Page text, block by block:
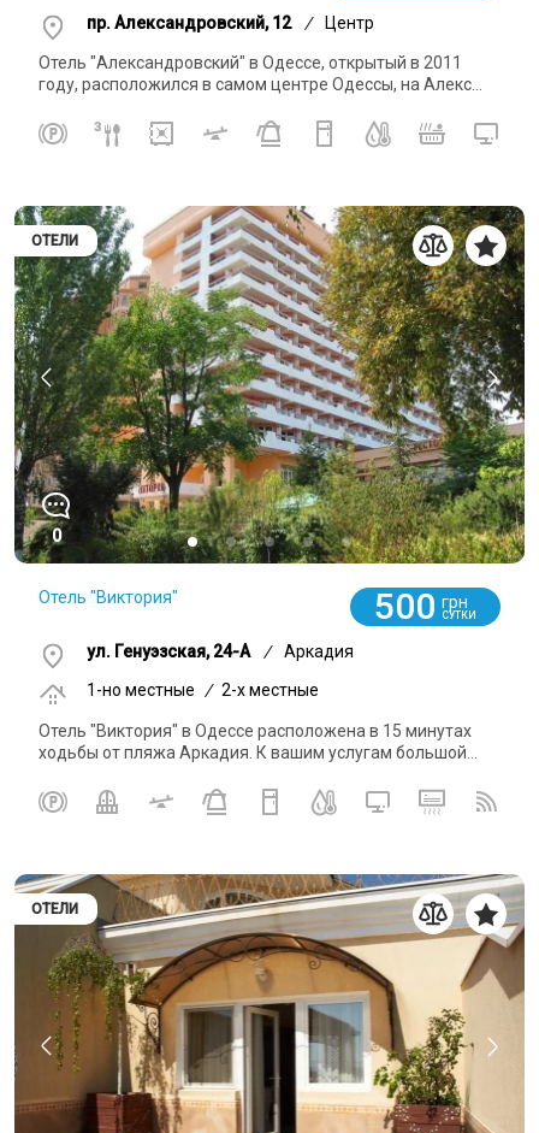
пр. Александровский, 12 / Центр
Отель "Александровский" в Одессе, открытый в 2011
году, расположился в самом центре Одессы, на Алекс...
ОТЕЛИ
0
Отель "Виктория" 500 грн
СУТКИ
ул. Генуэзская, 24-А /
Аркадия
1-но местные
/ 2-x местные
Отель "Виктория" в Одессе расположена в 15 минутах
ходьбы от пляжа Аркадия. К вашим услугам большой...
ОТЕЛИ